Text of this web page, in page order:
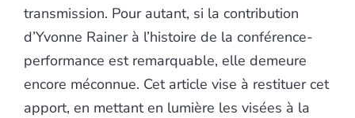
transmission. Pour autant, si la contribution
d’Yvonne Rainer à l’histoire de la conférence-
performance est remarquable, elle demeure
encore méconnue. Cet article vise à restituer cet
apport, en mettant en lumière les visées à la